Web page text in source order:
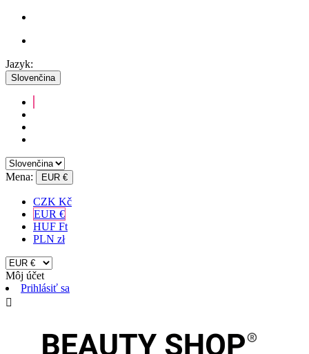
Jazyk:
Slovenčina
Mena: EUR €
CZK Kč
EUR €
HUF Ft
PLN zł
Môj účet
Prihlásiť sa
